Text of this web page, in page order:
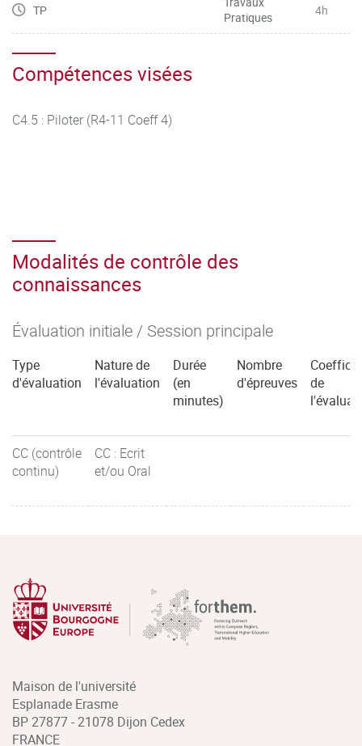
TP
Pratiques
4h
Compétences visées
C4.5 : Piloter (R4-11 Coeff 4)
Modalités de contrôle des
connaissances
Évaluation initiale / Session principale
Type
d'évaluation
Nature de
l'évaluation
Durée
(en
minutes)
Nombre
d'épreuves
de
CC (contrôle
continu)
CC : Ecrit
et/ou Oral
Maison de l'université
Esplanade Erasme
BP 27877 - 21078 Dijon Cedex
FRANCE